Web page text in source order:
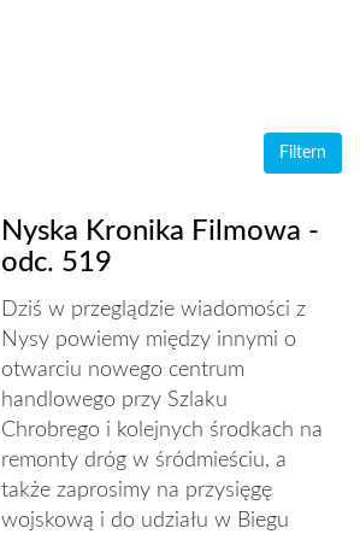
Nyska Kronika Filmowa -
odc. 519
Dziś w przeglądzie wiadomości z
Nysy powiemy między innymi o
otwarciu nowego centrum
handlowego przy Szlaku
Chrobrego i kolejnych środkach na
remonty dróg w śródmieściu, a
także zaprosimy na przysięgę
wojskową i do udziału w Biegu